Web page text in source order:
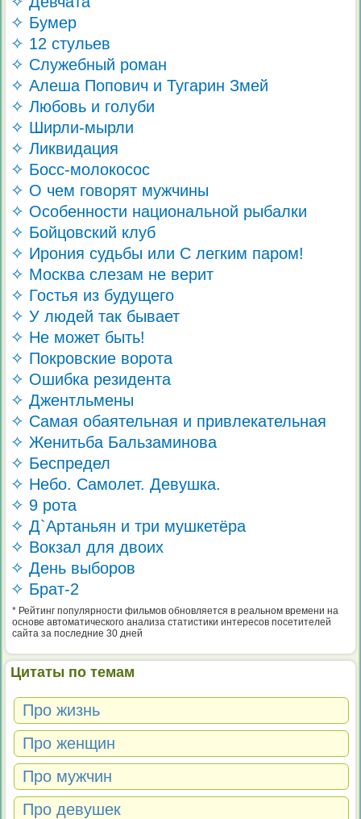
✧ Бумер
✧ 12 стульев
✧ Служебный роман
✧ Алеша Попович и Тугарин Змей
✧ Любовь и голуби
✧ Ширли-мырли
✧ Ликвидация
✧ Босс-молокосос
✧ О чем говорят мужчины
✧ Особенности национальной рыбалки
✧ Бойцовский клуб
✧ Ирония судьбы или С легким паром!
✧ Москва слезам не верит
✧ Гостья из будущего
✧ У людей так бывает
✧ Не может быть!
✧ Покровские ворота
✧ Ошибка резидента
✧ Джентльмены
✧ Самая обаятельная и привлекательная
✧ Женитьба Бальзаминова
✧ Беспредел
✧ Небо. Самолет. Девушка.
✧ 9 рота
✧ Д`Артаньян и три мушкетёра
✧ Вокзал для двоих
✧ День выборов
✧ Брат-2
* Рейтинг популярности фильмов обновляется в реальном времени на
основе автоматического анализа статистики интересов посетителей
сайта за последние 30 дней
Цитаты по темам
Про жизнь
Про женщин
Про мужчин
Про девушек